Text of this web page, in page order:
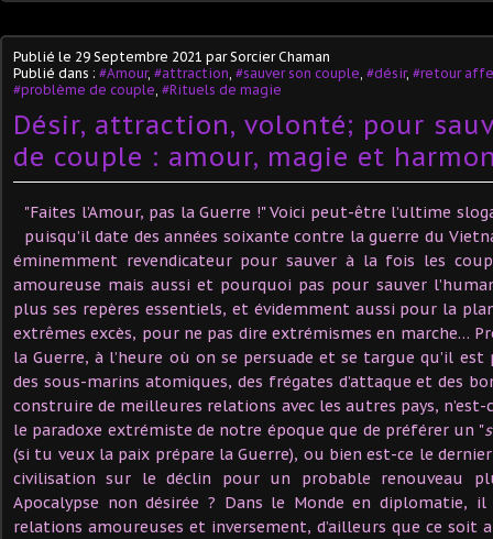
Publié le 29 Septembre 2021 par Sorcier Chaman
Publié dans : #Amour, #attraction #sauver son couple #désir, #retour
#problème de couple #Rituels de magie
Désir, attraction, volonté; pour
de couple : amour, magie et
"Faites l’Amour, pas la Guerre !" Voici peut-être l’ultime
puisqu’il date des années soixante contre la guerre du
éminemment revendicateur pour sauver à la fois les
amoureuse mais aussi et pourquoi pas pour sauver
plus ses repères essentiels, et évidemment aussi pour la
extrêmes excès, pour ne pas dire extrémismes en marche…
la Guerre, à l’heure où on se persuade et se targue qu’il
des sous-marins atomiques, des frégates d’attaque et des
construire de meilleures relations avec les autres pays,
le paradoxe extrémiste de notre époque que de préférer un "
(si tu veux la paix prépare la Guerre), ou bien est-ce le dernier
civilisation sur le déclin pour un probable renouveau
Apocalypse non désirée ? Dans le Monde en diplomatie,
relations amoureuses et inversement, d’ailleurs que ce soit